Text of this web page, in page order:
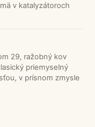
v katalyzátoroch
29, ražobný kov
priemyselný
v prísnom zmysle